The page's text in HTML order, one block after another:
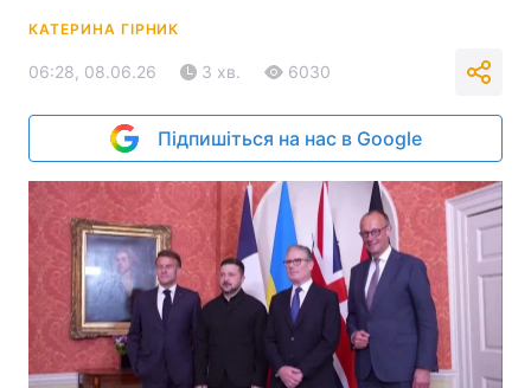
КАТЕРИНА ГІРНИК
06:28, 08.06.26 3 хв. 6030
Підпишіться на нас в Google